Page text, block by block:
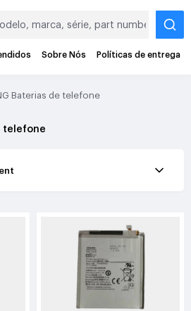
Sobre Nós Políticas de entrega
Baterias de telefone
telefone